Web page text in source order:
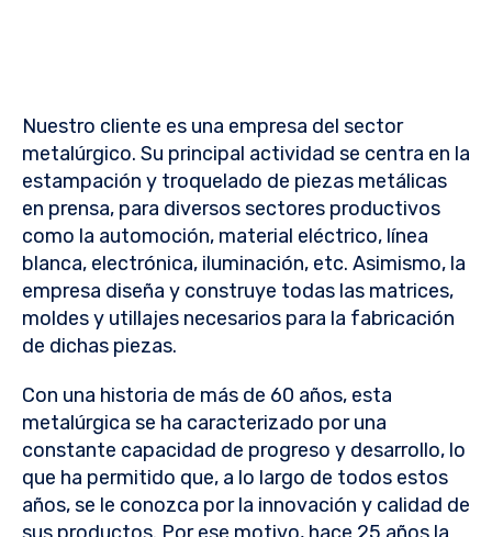
Nuestro cliente es una empresa del sector
metalúrgico. Su principal actividad se centra en la
estampación y troquelado de piezas metálicas
en prensa, para diversos sectores productivos
como la automoción, material eléctrico, línea
blanca, electrónica, iluminación, etc. Asimismo, la
empresa diseña y construye todas las matrices,
moldes y utillajes necesarios para la fabricación
de dichas piezas.
Con una historia de más de 60 años, esta
metalúrgica se ha caracterizado por una
constante capacidad de progreso y desarrollo, lo
que ha permitido que, a lo largo de todos estos
años, se le conozca por la innovación y calidad de